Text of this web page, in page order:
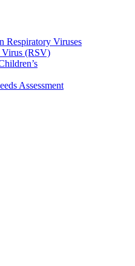
Respiratory Viruses
Virus (RSV)
Assessment